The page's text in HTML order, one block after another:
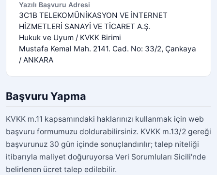
Yazılı Başvuru Adresi
3C1B TELEKOMÜNİKASYON VE İNTERNET
HİZMETLERİ SANAYİ VE TİCARET A.Ş.
Hukuk ve Uyum / KVKK Birimi
Mustafa Kemal Mah. 2141. Cad. No: 33/2, Çankaya
/ ANKARA
Başvuru Yapma
KVKK m.11 kapsamındaki haklarınızı kullanmak için web
başvuru formumuzu doldurabilirsiniz. KVKK m.13/2 gereği
başvurunuz 30 gün içinde sonuçlandırılır; talep niteliği
itibarıyla maliyet doğuruyorsa Veri Sorumluları Sicili'nde
belirlenen ücret talep edilebilir.